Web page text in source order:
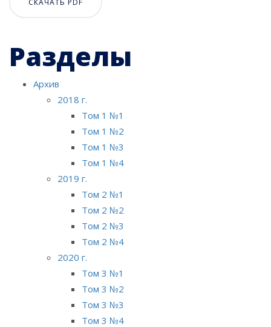
СКАЧАТЬ PDF
Разделы
Архив
2018 г.
Том 1 №1
Том 1 №2
Том 1 №3
Том 1 №4
2019 г.
Том 2 №1
Том 2 №2
Том 2 №3
Том 2 №4
2020 г.
Том 3 №1
Том 3 №2
Том 3 №3
Том 3 №4